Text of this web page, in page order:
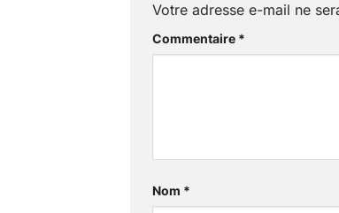
Votre adresse e-mail ne
Commentaire *
Nom *